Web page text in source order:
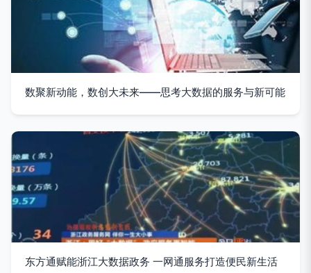
数聚新动能，数创大未来——思考大数据的服务与新可能
东方通赋能浙江大数据政务 一网通服务打造便民新生活